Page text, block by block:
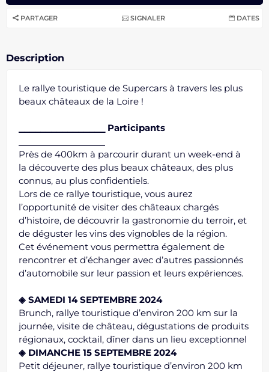
PARTAGER SIGNALER DATES
Description
Le rallye touristique de Supercars à travers les plus
beaux châteaux de la Loire !
⎯⎯⎯⎯⎯⎯⎯⎯⎯⎯⎯⎯⎯⎯⎯⎯ Participants
Près de 400km à parcourir durant un week-end à
la découverte des plus beaux châteaux, des plus
connus, au plus confidentiels.
Lors de ce rallye touristique, vous aurez
l’opportunité de visiter des châteaux chargés
d’histoire, de découvrir la gastronomie du terroir, et
de déguster les vins des vignobles de la région.
Cet événement vous permettra également de
rencontrer et d’échanger avec d’autres passionnés
d’automobile sur leur passion et leurs expériences.
◈ SAMEDI 14 SEPTEMBRE 2024
Brunch, rallye touristique d’environ 200 km sur la
journée, visite de château, dégustations de produits
régionaux, cocktail, dîner dans un lieu exceptionnel
◈ DIMANCHE 15 SEPTEMBRE 2024
Petit déjeuner, rallye touristique d’environ 200 km